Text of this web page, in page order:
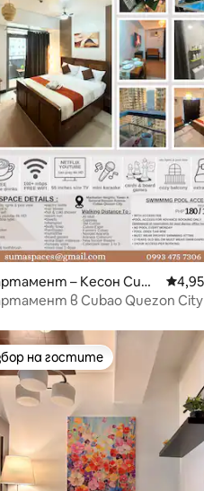
5 от 5, 4 отзива
– Кесон Сит
в Cubao Quezon City
на гостите
на гостите